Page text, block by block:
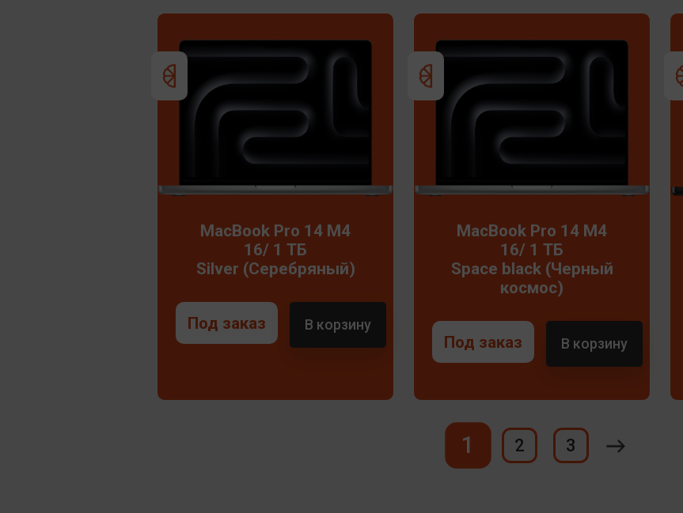
MacBook Pro 14 M4
16/ 1 ТБ
Silver (Серебряный)
Под заказ В корзину
MacBook Pro 14 M4
16/ 1 ТБ
Space black (Черный
космос)
Под заказ В корзину
1 2 3